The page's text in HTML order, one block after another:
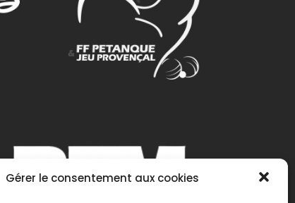
Gérer le consentement aux cookies